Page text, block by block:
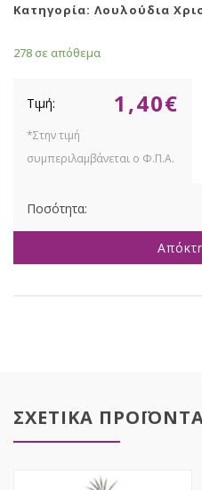
Κατηγορία: Λουλούδια
278 σε απόθεμα
1,40€
ΣΧΕΤΙΚΑ